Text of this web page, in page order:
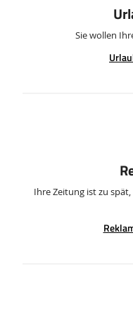
Sie wollen
Ihre Zeitung ist zu